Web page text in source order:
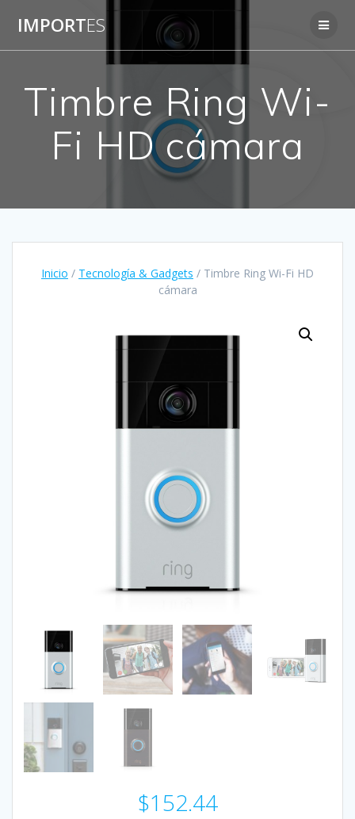
al
contenido
IMPORTES
Timbre Ring Wi-
Fi HD cámara
Inicio / Tecnología & Gadgets / Timbre Ring Wi-Fi HD
cámara
$152.44